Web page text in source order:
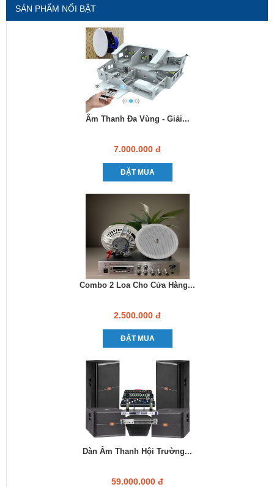
SẢN PHẨM NỔI BẬT
Âm Thanh Đa Vùng - Giải...
7.000.000 đ
ĐẶT MUA
Combo 2 Loa Cho Cửa Hàng...
2.500.000 đ
ĐẶT MUA
Dàn Âm Thanh Hội Trường...
59.000.000 đ